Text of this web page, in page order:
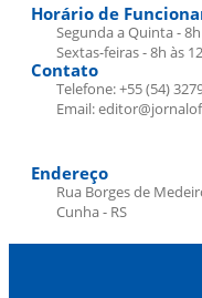
Horário de
Segunda a Quinta -
Sextas-feiras - 8h às
Contato
Telefone: +55 (54)
Email:
Endereço
Rua Borges de
Cunha - RS